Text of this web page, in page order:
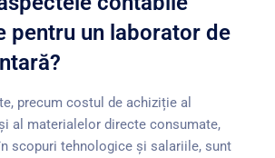
pentru un laborator de
precum costul de achiziție al
al materialelor directe consumate,
scopuri tehnologice și salariile, sunt